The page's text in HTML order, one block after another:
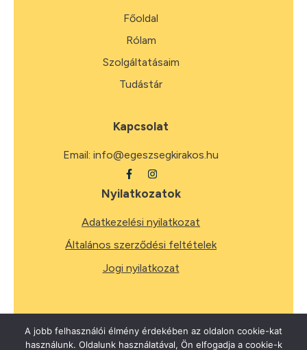
Főoldal
Rólam
Szolgáltatásaim
Tudástár
Kapcsolat
Email: info@egeszsegkirakos.hu
Nyilatkozatok
Adatkezelési nyilatkozat
Általános szerződési feltételek
Jogi nyilatkozat
2026Minden jog fenntartva.
A jobb felhasználói élmény érdekében az oldalon cookie-kat
használunk. Oldalunk használatával, Ön elfogadja a cookie-k